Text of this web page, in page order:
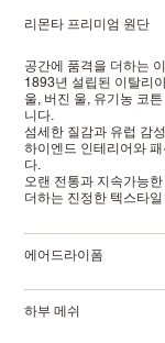
리몬타 프리미엄 원단
공간에 품격을 더하는
1893년 설립된 이탈리
울, 버진 울, 유기농 코
니다.
섬세한 질감과 유럽 감
하이엔드 인테리어와
다.
오랜 전통과 지속가능
더하는 진정한 텍스타
에어드라이폼
하부 메쉬